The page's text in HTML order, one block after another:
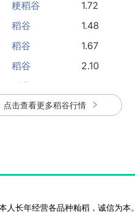
稻谷
稻谷
稻谷
稻谷
稻谷 1.57
香稻 1.59
点击查看更多稻谷行情
长年经营各品种籼稻，诚信为本。